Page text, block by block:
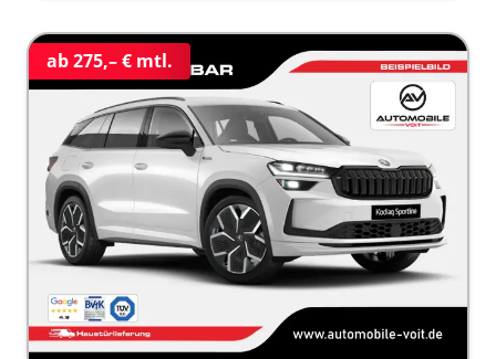
ab 275,– € mtl.